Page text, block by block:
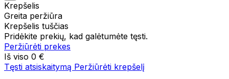
Krepšelis
Greita peržiūra
Krepšelis tuščias
Pridėkite prekių, kad galėtumėte tęsti.
Peržiūrėti prekes
Iš viso 0 €
Tęsti atsiskaitymą Peržiūrėti krepšelį